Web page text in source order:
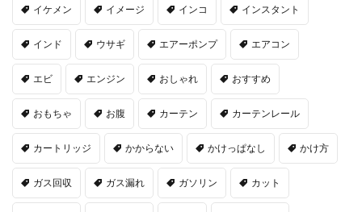
イケメン イメージ インコ インスタント
インド ウサギ エアーポンプ エアコン
エビ エンジン おしゃれ おすすめ
おもちゃ お腹 カーテン カーテンレール
カートリッジ かからない かけっぱなし かけ方
ガス回収 ガス漏れ ガソリン カット